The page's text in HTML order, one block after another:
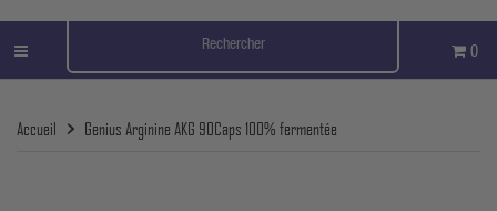
0
Accueil Genius Arginine AKG 90Caps 100% fermentée